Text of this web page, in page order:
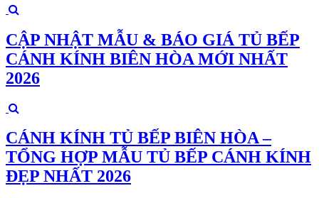
CẬP NHẬT MẪU & BÁO GIÁ TỦ BẾP
CÁNH KÍNH BIÊN HÒA MỚI NHẤT
2026
CÁNH KÍNH TỦ BẾP BIÊN HÒA –
TỔNG HỢP MẪU TỦ BẾP CÁNH KÍNH
ĐẸP NHẤT 2026